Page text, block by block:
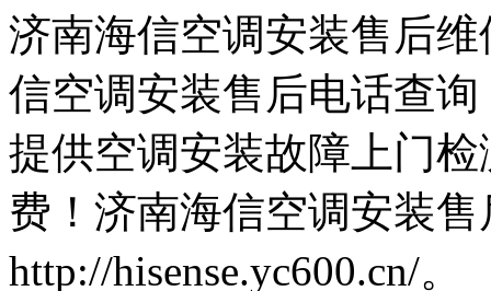
济南海信空调安装售后维
信空调安装售后电话查
提供空调安装故障上门
费！济南海信空调安装
http://hisense.yc600.cn/。